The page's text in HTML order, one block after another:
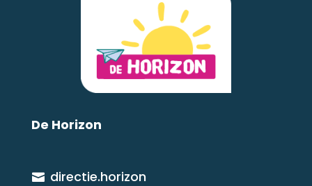
De Horizon
 directie.horizon